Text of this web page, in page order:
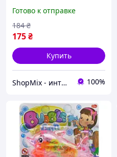
цветной с подсветкой для
детей игрушка для вес DE
Готово к отправке
175₴
184 ₴
Купить
ShopMix - интернет-магазин сумок и аксессуаров 100%